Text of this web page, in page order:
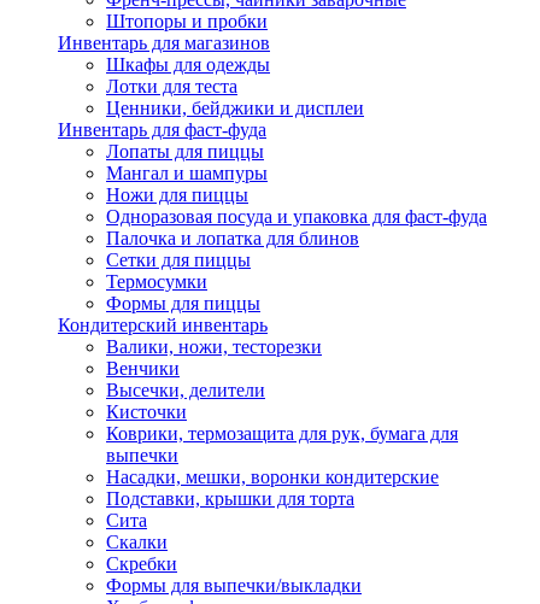
Штопоры и пробки
Инвентарь для магазинов
Шкафы для одежды
Лотки для теста
Ценники, бейджики и дисплеи
Инвентарь для фаст-фуда
Лопаты для пиццы
Мангал и шампуры
Ножи для пиццы
Одноразовая посуда и упаковка для фаст-фуда
Палочка и лопатка для блинов
Сетки для пиццы
Термосумки
Формы для пиццы
Кондитерский инвентарь
Валики, ножи, тесторезки
Венчики
Высечки, делители
Кисточки
Коврики, термозащита для рук, бумага для
выпечки
Насадки, мешки, воронки кондитерские
Подставки, крышки для торта
Сита
Скалки
Скребки
Формы для выпечки/выкладки